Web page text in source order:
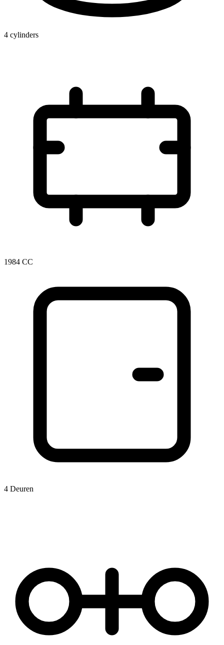
4 cylinders
1984 CC
4 Deuren